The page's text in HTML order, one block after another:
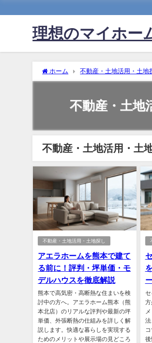
理想のマイホー
ホーム 不動産・土地活用・土地
不動産・土地
不動産・土地活用・土
不動産・土地活用・土地探し
アエラホームを熊本で建て
る前に！評判・坪単価・モ
デルハウスを徹底解説
熊本で高気密・高断熱な住まいを検
討中の方へ。アエラホーム熊本（熊
本北店）のリアルな評判や最新の坪
単価、外張断熱の仕組みを詳しく解
説します。快適な暮らしを実現する
ためのメリットや展示場の見どころ
セ
方
法
後